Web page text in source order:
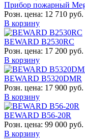
Прибор пожарный
Розн. цена: 12 710 руб.
В корзину
BEWARD B2530RC
Розн. цена: 17 200 руб.
В корзину
BEWARD B5320DMR
Розн. цена: 17 900 руб.
В корзину
BEWARD B56-20R
Розн. цена: 99 000 руб.
В корзину